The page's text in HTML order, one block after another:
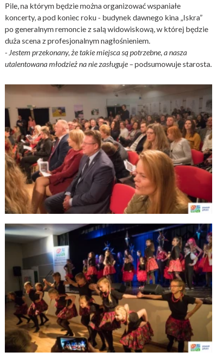
Pile, na którym będzie można organizować wspaniałe
koncerty, a pod koniec roku - budynek dawnego kina „Iskra”
po generalnym remoncie z salą widowiskową, w której będzie
duża scena z profesjonalnym nagłośnieniem.
- Jestem przekonany, że takie miejsca są potrzebne, a nasza
utalentowana młodzież na nie zasługuje –podsumowuje starosta.